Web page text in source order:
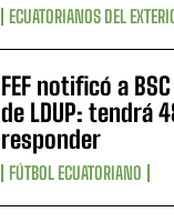
ECUATORIANOS DEL
FEF notificó a
de LDUP: tendrá
responder
FÚTBOL ECUATORIANO